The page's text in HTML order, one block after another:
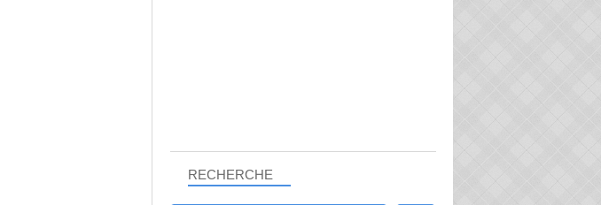
RECHERCHE